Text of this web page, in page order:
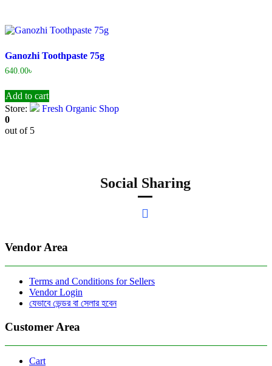
Ganozhi Toothpaste 75g
640.00৳
Add to cart
Store:
Fresh Organic Shop
0
out of 5
Social Sharing
Vendor Area
Terms and Conditions for Sellers
Vendor Login
যেভাবে ভেন্ডর বা সেলার হবেন
Customer Area
Cart